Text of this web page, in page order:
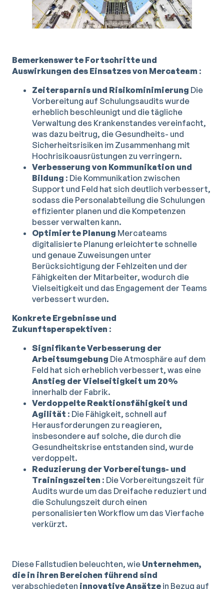
Bemerkenswerte Fortschritte und
Auswirkungen des Einsatzes von Mercateam :
Zeitersparnis und Risikominimierung Die
Vorbereitung auf Schulungsaudits wurde
erheblich beschleunigt und die tägliche
Verwaltung des Krankenstandes vereinfacht,
was dazu beitrug, die Gesundheits- und
Sicherheitsrisiken im Zusammenhang mit
Hochrisikoausrüstungen zu verringern.
Verbesserung von Kommunikation und
Bildung : Die Kommunikation zwischen
Support und Feld hat sich deutlich verbessert,
sodass die Personalabteilung die Schulungen
effizienter planen und die Kompetenzen
besser verwalten kann.
Optimierte Planung Mercateams
digitalisierte Planung erleichterte schnelle
und genaue Zuweisungen unter
Berücksichtigung der Fehlzeiten und der
Fähigkeiten der Mitarbeiter, wodurch die
Vielseitigkeit und das Engagement der Teams
verbessert wurden.
Konkrete Ergebnisse und
Zukunftsperspektiven :
Signifikante Verbesserung der
Arbeitsumgebung Die Atmosphäre auf dem
Feld hat sich erheblich verbessert, was eine
Anstieg der Vielseitigkeit um 20%
innerhalb der Fabrik.
Verdoppelte Reaktionsfähigkeit und
Agilität : Die Fähigkeit, schnell auf
Herausforderungen zu reagieren,
insbesondere auf solche, die durch die
Gesundheitskrise entstanden sind, wurde
verdoppelt.
Reduzierung der Vorbereitungs- und
Trainingszeiten : Die Vorbereitungszeit für
Audits wurde um das Dreifache reduziert und
die Schulungszeit durch einen
personalisierten Workflow um das Vierfache
verkürzt.
Diese Fallstudien beleuchten, wie Unternehmen,
die in ihren Bereichen führend sind
verabschiedeten innovative Ansätze in Bezug auf